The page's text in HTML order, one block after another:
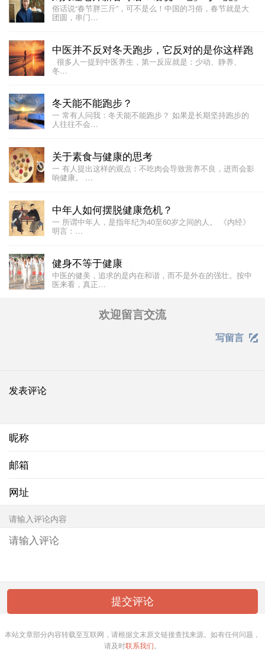
俗话说“春节胖三斤”，可不是么！中国的习俗，春节就是大
团圆，串门…
中医并不反对冬天跑步，它反对的是你这样跑
很多人一提到中医养生，第一反应就是：少动、静养、
冬…
冬天能不能跑步？
一 常有人问我：冬天能不能跑步？ 如果是长期坚持跑步的
人往往不会…
关于素食与健康的思考
一 有人提出这样的观点：不吃肉会导致营养不良，进而会影
响健康。 …
中年人如何摆脱健康危机？
一 所谓中年人，是指年纪为40至60岁之间的人。 《内经》
明言：…
健身不等于健康
中医的健美，追求的是内在和谐，而不是外在的强壮。按中
医来看，真正…
欢迎留言交流
写留言 
发表评论
昵称
邮箱
网址
请输入评论内容
本站文章部分内容转载至互联网，请根据文末原文链接查找来源。如有任何问题，
请及时联系我们